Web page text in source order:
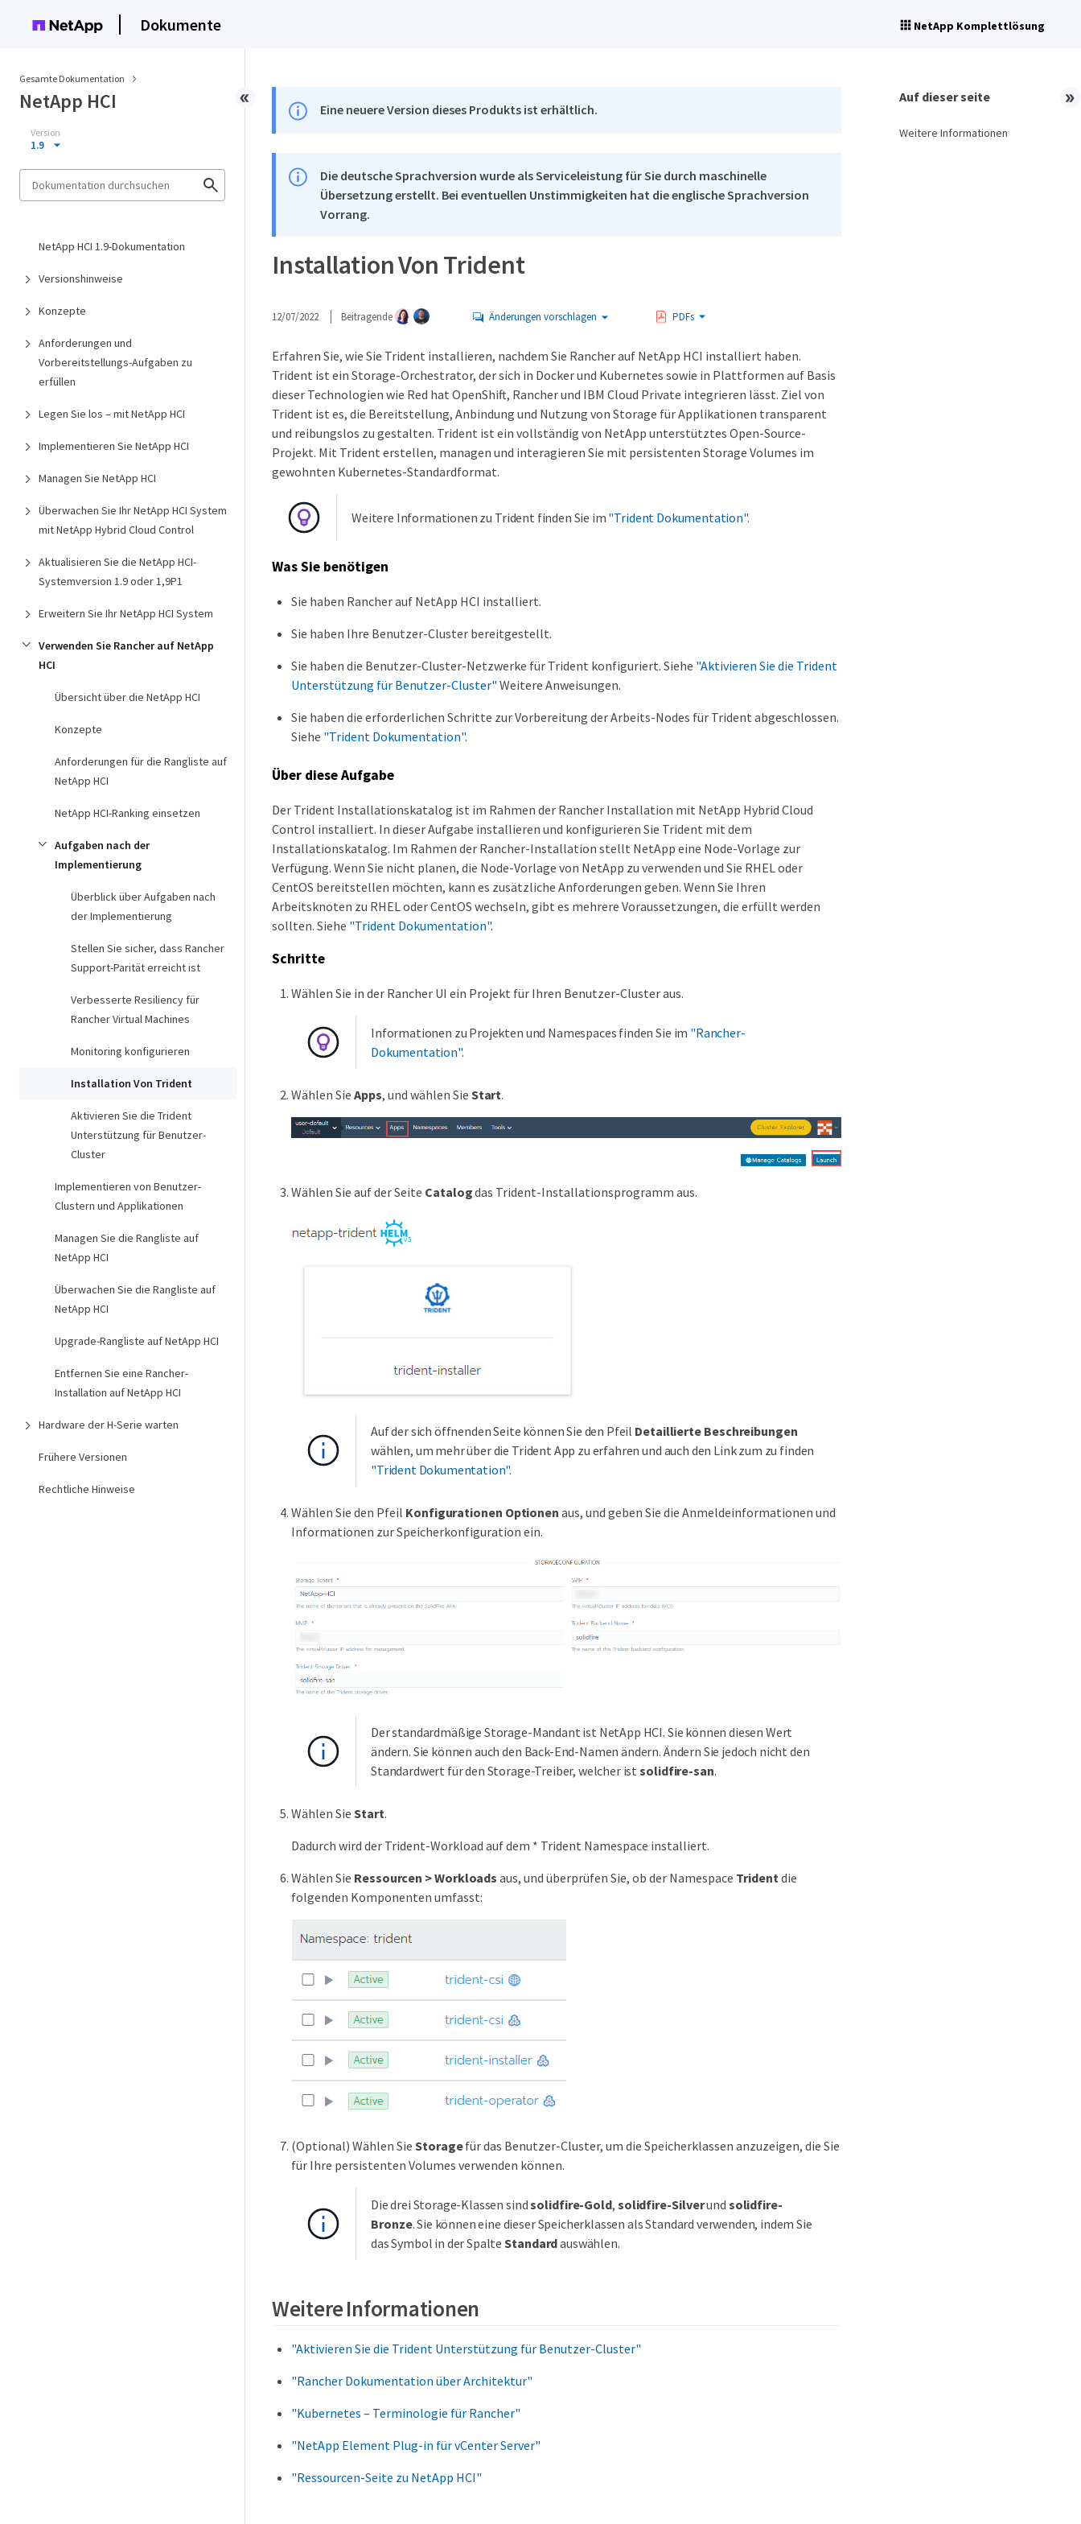
Dokumente NetApp Komplettlösung
Gesamte Dokumentation
NetApp HCI
Version
1.9
NetApp HCI 1.9-Dokumentation
Versionshinweise
Konzepte
Anforderungen und
Vorbereitstellungs-Aufgaben zu
erfüllen
Legen Sie los – mit NetApp HCI
Implementieren Sie NetApp HCI
Managen Sie NetApp HCI
Überwachen Sie Ihr NetApp HCI System
mit NetApp Hybrid Cloud Control
Aktualisieren Sie die NetApp HCI-
Systemversion 1.9 oder 1,9P1
Erweitern Sie Ihr NetApp HCI System
Verwenden Sie Rancher auf NetApp
HCI
Übersicht über die NetApp HCI
Konzepte
Anforderungen für die Rangliste auf
NetApp HCI
NetApp HCI-Ranking einsetzen
Aufgaben nach der
Implementierung
Überblick über Aufgaben nach
der Implementierung
Stellen Sie sicher, dass Rancher
Support-Parität erreicht ist
Verbesserte Resiliency für
Rancher Virtual Machines
Monitoring konfigurieren
Installation Von Trident
Aktivieren Sie die Trident
Unterstützung für Benutzer-
Cluster
Implementieren von Benutzer-
Clustern und Applikationen
Managen Sie die Rangliste auf
NetApp HCI
Überwachen Sie die Rangliste auf
NetApp HCI
Upgrade-Rangliste auf NetApp HCI
Entfernen Sie eine Rancher-
Installation auf NetApp HCI
Hardware der H-Serie warten
Frühere Versionen
Rechtliche Hinweise
Eine neuere Version dieses Produkts ist erhältlich.
Die deutsche Sprachversion wurde als Serviceleistung für Sie durch maschinelle
Übersetzung erstellt. Bei eventuellen Unstimmigkeiten hat die englische Sprachversion
Vorrang.
Installation Von Trident
12/07/2022 Beitragende Änderungen vorschlagen PDFs
Erfahren Sie, wie Sie Trident installieren, nachdem Sie Rancher auf NetApp HCI installiert haben.
Trident ist ein Storage-Orchestrator, der sich in Docker und Kubernetes sowie in Plattformen auf Basis
dieser Technologien wie Red hat OpenShift, Rancher und IBM Cloud Private integrieren lässt. Ziel von
Trident ist es, die Bereitstellung, Anbindung und Nutzung von Storage für Applikationen transparent
und reibungslos zu gestalten. Trident ist ein vollständig von NetApp unterstütztes Open-Source-
Projekt. Mit Trident erstellen, managen und interagieren Sie mit persistenten Storage Volumes im
gewohnten Kubernetes-Standardformat.
Weitere Informationen zu Trident finden Sie im "Trident Dokumentation".
Was Sie benötigen
Sie haben Rancher auf NetApp HCI installiert.
Sie haben Ihre Benutzer-Cluster bereitgestellt.
Sie haben die Benutzer-Cluster-Netzwerke für Trident konfiguriert. Siehe "Aktivieren Sie die Trident
Unterstützung für Benutzer-Cluster" Weitere Anweisungen.
Sie haben die erforderlichen Schritte zur Vorbereitung der Arbeits-Nodes für Trident abgeschlossen.
Siehe "Trident Dokumentation".
Über diese Aufgabe
Der Trident Installationskatalog ist im Rahmen der Rancher Installation mit NetApp Hybrid Cloud
Control installiert. In dieser Aufgabe installieren und konfigurieren Sie Trident mit dem
Installationskatalog. Im Rahmen der Rancher-Installation stellt NetApp eine Node-Vorlage zur
Verfügung. Wenn Sie nicht planen, die Node-Vorlage von NetApp zu verwenden und Sie RHEL oder
CentOS bereitstellen möchten, kann es zusätzliche Anforderungen geben. Wenn Sie Ihren
Arbeitsknoten zu RHEL oder CentOS wechseln, gibt es mehrere Voraussetzungen, die erfüllt werden
sollten. Siehe "Trident Dokumentation".
Schritte
Wählen Sie in der Rancher UI ein Projekt für Ihren Benutzer-Cluster aus.
Informationen zu Projekten und Namespaces finden Sie im "Rancher-
Dokumentation".
Wählen Sie Apps, und wählen Sie Start.
Wählen Sie auf der Seite Catalogdas Trident-Installationsprogramm aus.
Auf der sich öffnenden Seite können Sie den Pfeil Detaillierte Beschreibungen
wählen, um mehr über die Trident App zu erfahren und auch den Link zum zu finden
"Trident Dokumentation".
Wählen Sie den Pfeil Konfigurationen Optionen aus, und geben Sie die Anmeldeinformationen und
Informationen zur Speicherkonfiguration ein.
Der standardmäßige Storage-Mandant ist NetApp HCI. Sie können diesen Wert
ändern. Sie können auch den Back-End-Namen ändern. Ändern Sie jedoch nicht den
Standardwert für den Storage-Treiber, welcher ist solidfire-san.
Wählen Sie Start.
Dadurch wird der Trident-Workload auf dem * Trident Namespace installiert.
Wählen Sie Ressourcen > Workloads aus, und überprüfen Sie, ob der Namespace Trident die
folgenden Komponenten umfasst:
(Optional) Wählen Sie Storagefür das Benutzer-Cluster, um die Speicherklassen anzuzeigen, die Sie
für Ihre persistenten Volumes verwenden können.
Die drei Storage-Klassen sindsolidfire-Gold, solidfire-Silverund solidfire-
Bronze. Sie können eine dieser Speicherklassen als Standard verwenden, indem Sie
das Symbol in der Spalte Standardauswählen.
Weitere Informationen
"Aktivieren Sie die Trident Unterstützung für Benutzer-Cluster"
"Rancher Dokumentation über Architektur"
"Kubernetes – Terminologie für Rancher"
"NetApp Element Plug-in für vCenter Server"
"Ressourcen-Seite zu NetApp HCI"
Auf dieser seite
Weitere Informationen